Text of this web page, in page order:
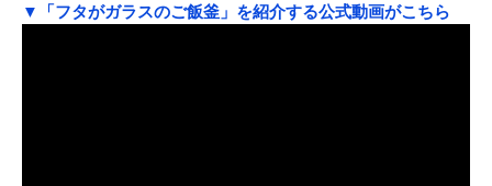
▼「フタがガラスのご飯釜」を紹介する公式動画がこちら